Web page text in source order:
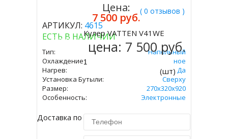
( 0 отзывов )
АРТИКУЛ: 4615
ЕСТЬ В НАЛИЧИИ
Тип:
Напольный
Охлаждение:
Электронное
Нагрев:
Да
Установка Бутыли:
Сверху
Размер:
270х320х920
Особенность:
Электронные
Доставка по Москве 450 руб.
Цена:
7 500 руб.
Купить
Кулер VATTEN V41WE
цена: 7 500 руб.
(шт)